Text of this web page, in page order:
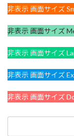
非表示 画面サイズ
非表示 画面サイズ
非表示 画面サイズ
非表示 画面サイズ
非表示 画面サイズ